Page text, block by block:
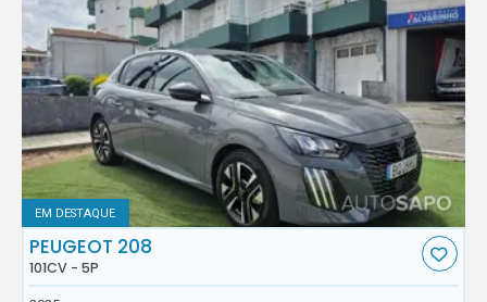
EM DESTAQUE
PEUGEOT 208
101CV - 5P